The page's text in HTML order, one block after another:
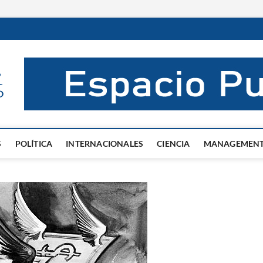
El Mentor
INFORMACIÓN DE VERDAD
POLÍTICA INTERNACIONALES CIENCIA